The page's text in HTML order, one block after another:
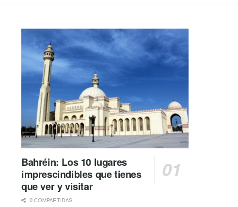
Bahréin: Los 10 lugares
imprescindibles que tienes
que ver y visitar
0 COMPARTIDAS